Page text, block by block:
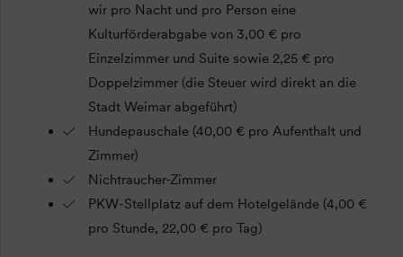
wir pro Nacht und pro Person eine
Kulturförderabgabe von 3,00 € pro
Einzelzimmer und Suite sowie 2,25 € pro
Doppelzimmer (die Steuer wird direkt an die
Stadt Weimar abgeführt)
Hundepauschale (40,00 € pro Aufenthalt und
Zimmer)
Nichtraucher-Zimmer
PKW-Stellplatz auf dem Hotelgelände (4,00 €
pro Stunde, 22,00 € pro Tag)